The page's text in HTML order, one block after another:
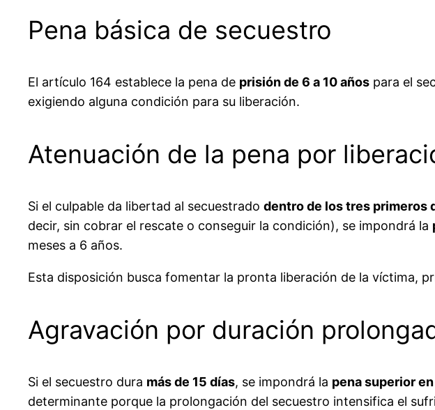
Pena básica de secuestro
El artículo 164 establece la pena de prisión de 6 a 10 años para el
exigiendo alguna condición para su liberación.
Atenuación de la pena por
Si el culpable da libertad al secuestrado dentro de los tres primeros
decir, sin cobrar el rescate o conseguir la condición), se impondrá la
meses a 6 años.
Esta disposición busca fomentar la pronta liberación de la víctima,
Agravación por duración
Si el secuestro dura más de 15 días, se impondrá la pena superior
determinante porque la prolongación del secuestro intensifica el